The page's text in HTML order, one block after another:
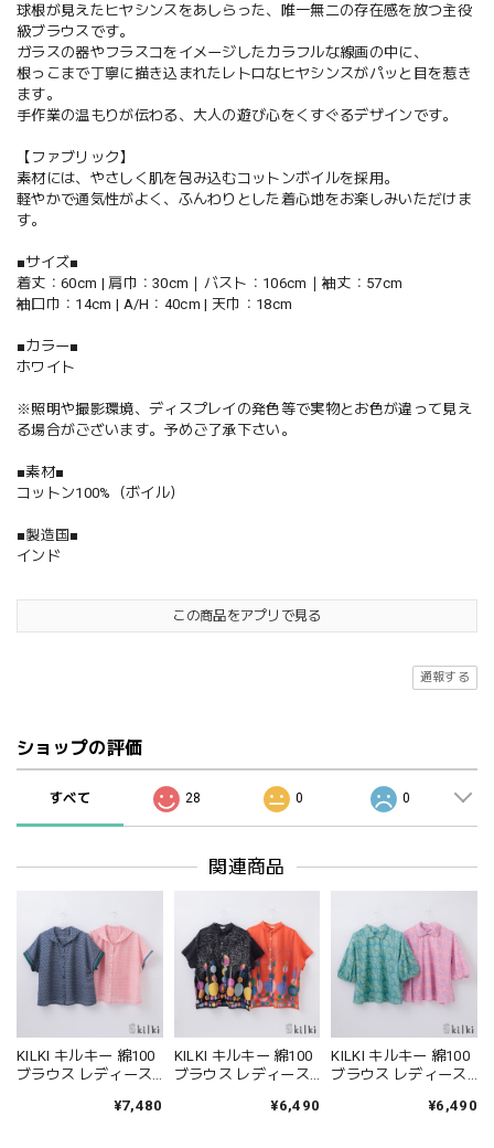
球根が見えたヒヤシンスをあしらった、唯一無二の存在感を放つ主役
級ブラウスです。
ガラスの器やフラスコをイメージしたカラフルな線画の中に、
根っこまで丁寧に描き込まれたレトロなヒヤシンスがパッと目を惹き
ます。
手作業の温もりが伝わる、大人の遊び心をくすぐるデザインです。
【ファブリック】
素材には、やさしく肌を包み込むコットンボイルを採用。
軽やかで通気性がよく、ふんわりとした着心地をお楽しみいただけま
す。
■サイズ■
着丈：60cm | 肩巾：30cm｜バスト：106cm｜袖丈：57cm
袖口巾：14cm | A/H：40cm | 天巾：18cm
■カラー■
ホワイト
※照明や撮影環境、ディスプレイの発色等で実物とお色が違って見え
る場合がございます。予めご了承下さい。
■素材■
コットン100%（ボイル）
■製造国■
インド
この商品をアプリで見る
通報する
ショップの評価
すべて 28 0 0
関連商品
KILKI キルキー 綿100
ブラウス レディース
夏 ソーダ 体型カバー
¥7,480
KILKI キルキー 綿100
ブラウス レディース
夏 ギター 体型カバー
¥6,490
KILKI キルキー 綿100
ブラウス レディース
半袖 夏 シューズ 体型
¥6,490